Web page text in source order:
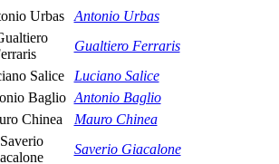
Antonio Urbas
Gualtiero Ferraris
Luciano Salice
Antonio Baglio
Mauro Chinea
Saverio Giacalone